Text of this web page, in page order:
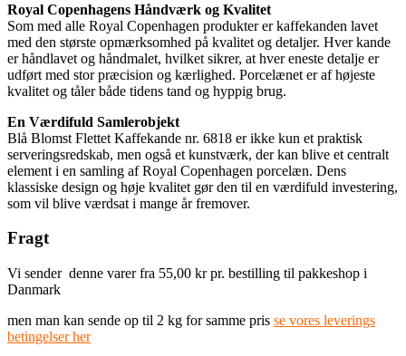
Royal Copenhagens Håndværk og Kvalitet
Som med alle Royal Copenhagen produkter er kaffekanden lavet
med den største opmærksomhed på kvalitet og detaljer. Hver kande
er håndlavet og håndmalet, hvilket sikrer, at hver eneste detalje er
udført med stor præcision og kærlighed. Porcelænet er af højeste
kvalitet og tåler både tidens tand og hyppig brug.
En Værdifuld Samlerobjekt
Blå Blomst Flettet Kaffekande nr. 6818 er ikke kun et praktisk
serveringsredskab, men også et kunstværk, der kan blive et centralt
element i en samling af Royal Copenhagen porcelæn. Dens
klassiske design og høje kvalitet gør den til en værdifuld investering,
som vil blive værdsat i mange år fremover.
Fragt
Vi sender denne varer fra 55,00 kr pr. bestilling til pakkeshop i
Danmark
men man kan sende op til 2 kg for samme pris se vores leverings
betingelser her